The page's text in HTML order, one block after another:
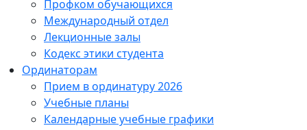
Профком обучающихся
Международный отдел
Лекционные залы
Кодекс этики студента
Ординаторам
Прием в ординатуру 2026
Учебные планы
Календарные учебные графики